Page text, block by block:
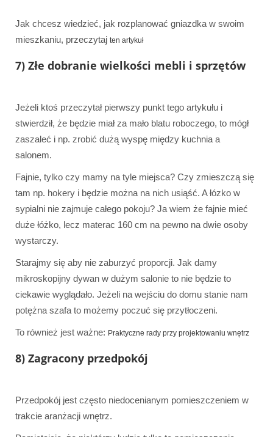
Jak chcesz wiedzieć, jak rozplanować gniazdka w swoim
mieszkaniu, przeczytaj ten artykuł
7) Złe dobranie wielkości mebli i sprzętów
Jeżeli ktoś przeczytał pierwszy punkt tego artykułu i
stwierdził, że będzie miał za mało blatu roboczego, to mógł
zaszaleć i np. zrobić dużą wyspę między kuchnia a
salonem.
Fajnie, tylko czy mamy na tyle miejsca? Czy zmieszczą się
tam np. hokery i będzie można na nich usiąść. A łózko w
sypialni nie zajmuje całego pokoju? Ja wiem że fajnie mieć
duże łóżko, lecz materac 160 cm na pewno na dwie osoby
wystarczy.
Starajmy się aby nie zaburzyć proporcji. Jak damy
mikroskopijny dywan w dużym salonie to nie będzie to
ciekawie wyglądało. Jeżeli na wejściu do domu stanie nam
potężna szafa to możemy poczuć się przytłoczeni.
To również jest ważne: Praktyczne rady przy projektowaniu wnętrz
8) Zagracony przedpokój
Przedpokój jest często niedocenianym pomieszczeniem w
trakcie aranżacji wnętrz.